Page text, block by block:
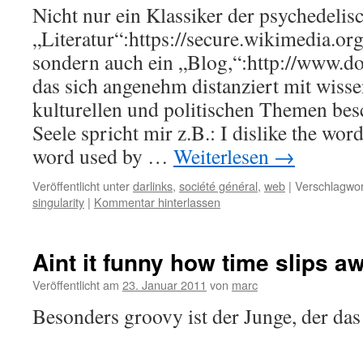
Nicht nur ein Klassiker der
„Literatur“:https://
sondern auch ein „Blog,“:http://
das sich angenehm distanziert mit
kulturellen und politischen Themen
Seele spricht mir z.B.: I dislike the
word used by … Weiterlesen →
Veröffentlicht unterdarlinks, société général, web |
singularity | Kommentar hinterlassen
Aint it funny how time slips
Veröffentlicht am 23. Januar 2011 von marc
Besonders groovy ist der Junge, der